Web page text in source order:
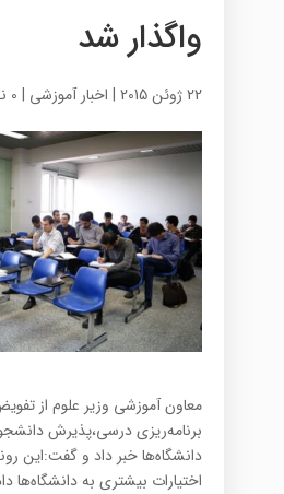
واگذار شد
22 ژوئن 2015 | اخبار آموزشی | 0 نظر
معاون آموزشی وزیر علوم از
برنامه‌ریزی درسی،پذیرش
دانشگاه‌ها خبر داد و گفت:این
اختیارات بیشتری به دانشگاه‌ها